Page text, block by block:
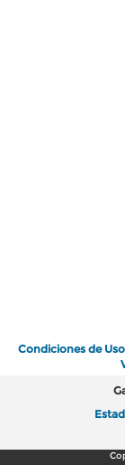
Condiciones de Uso